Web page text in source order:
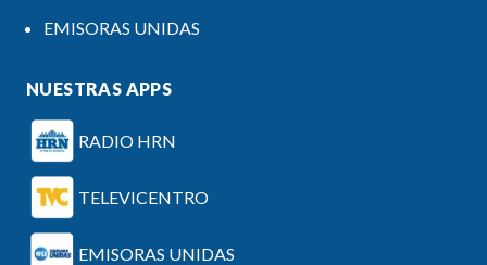
EMISORAS UNIDAS
NUESTRAS APPS
RADIO HRN
TELEVICENTRO
EMISORAS UNIDAS